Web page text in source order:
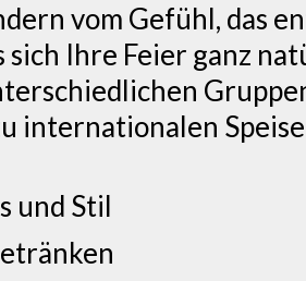
vom Gefühl, das
sich Ihre Feier ganz
internationalen
und Stil